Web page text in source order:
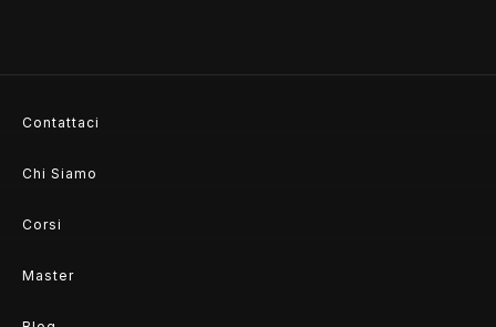
Contattaci
Chi Siamo
Corsi
Master